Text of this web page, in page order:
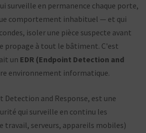
surveille en permanence chaque porte,
comportement inhabituel — et qui
isoler une pièce suspecte avant
propage à tout le bâtiment. C'est
un EDR (Endpoint Detection and
environnement informatique.
Detection and Response, est une
qui surveille en continu les
travail, serveurs, appareils mobiles)